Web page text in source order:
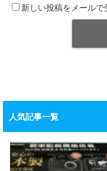
新しい投稿をメールで
人気記事一覧